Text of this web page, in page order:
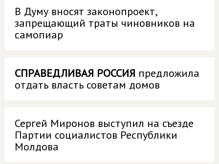
В Думу вносят законопроект,
запрещающий траты чиновников на
самопиар
СПРАВЕДЛИВАЯ РОССИЯ предложила
отдать власть советам домов
Сергей Миронов выступил на съезде
Партии социалистов Республики
Молдова